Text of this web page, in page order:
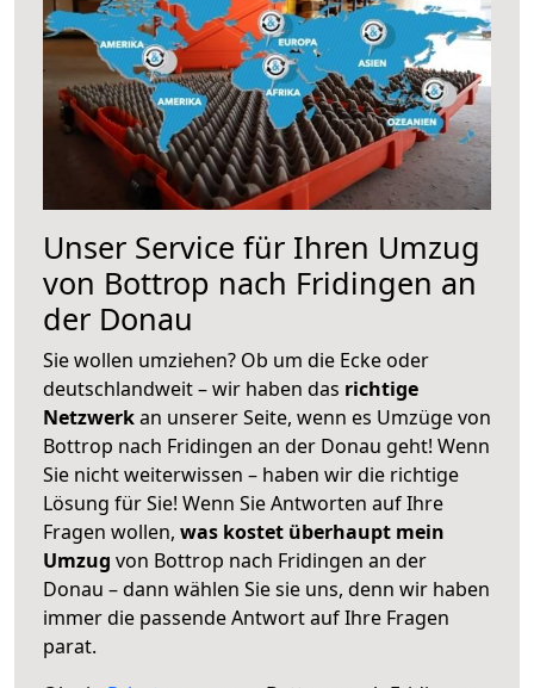
Unser Service für Ihren Umzug
von Bottrop nach Fridingen an
der Donau
Sie wollen umziehen? Ob um die Ecke oder
deutschlandweit – wir haben das richtige
Netzwerkan unserer Seite, wenn es Umzüge von
Bottrop nach Fridingen an der Donau geht! Wenn
Sie nicht weiterwissen – haben wir die richtige
Lösung für Sie! Wenn Sie Antworten auf Ihre
Fragen wollen, was kostet überhaupt mein
Umzug von Bottrop nach Fridingen an der
Donau – dann wählen Sie sie uns, denn wir haben
immer die passende Antwort auf Ihre Fragen
parat.